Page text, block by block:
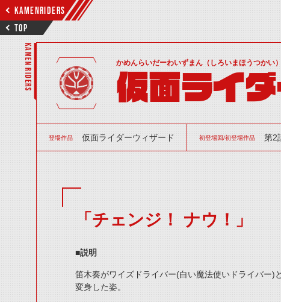
KAMENRIDERS
TOP
KAMEN RIDERS かめんらいだーわいずまん（しろいまほうつかい）
仮面ライ
登場作品 仮面ライダーウィザード 初登場回/初登場作品 第2
「チェンジ！ ナウ！」
■説明
笛木奏がワイズドライバー(白い魔法使いドライバー)
変身した姿。